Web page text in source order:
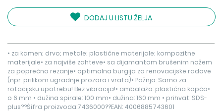
DODAJ U LISTU ŽELJA
• za kamen; drvo; metale; plastične materijale; kompozitne
materijale• za najviše zahteve• sa dijamantom brušenim nožem
za poprečno rezanje• optimalna burgija za renovacijske radove
(npr. prilikom ugradnje prozora i vrata)• Pažnja: Samo za
rotacijsku upotrebu! Bez vibracija!• ambalaža: plastična kopča•
o 6 mm • dužina spirale: 100 mm• dužina: 160 mm • prihvat: SDS-
plus??Šifra proizvoda:7436000??EAN: 4006885743601